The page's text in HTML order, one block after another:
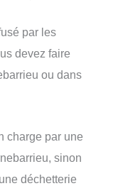
par les
devez faire
ou dans
charge par une
sinon
déchetterie